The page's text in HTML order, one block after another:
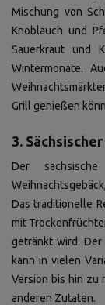
Mischung von
Knoblauch und
Sauerkraut und
Wintermonate.
Grill genießen
3.
Der
Das traditionelle
mit
getränkt wird.
kann in vielen
Version bis hin zu
anderen Zutaten.